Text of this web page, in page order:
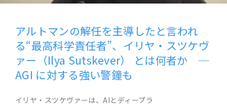
アルトマンの解任を主導したと言われ
る“最高科学責任者”、イリヤ・スツケヴ
ァー（Ilya Sutskever） とは何者か ─
AGI に対する強い警鐘も
イリヤ・スツケヴァーは、AIとディープラ